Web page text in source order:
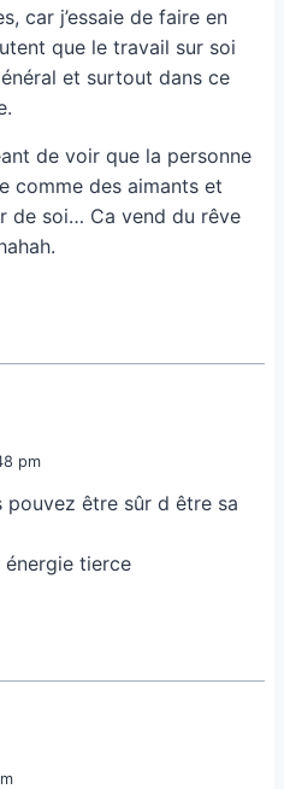
car j’essaie de faire en
que le travail sur soi
et surtout dans ce
de voir que la personne
comme des aimants et
de soi… Ca vend du rêve
pm
pouvez être sûr d être sa
énergie tierce